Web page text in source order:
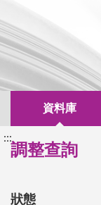
資料庫
:::
調整查詢
狀態